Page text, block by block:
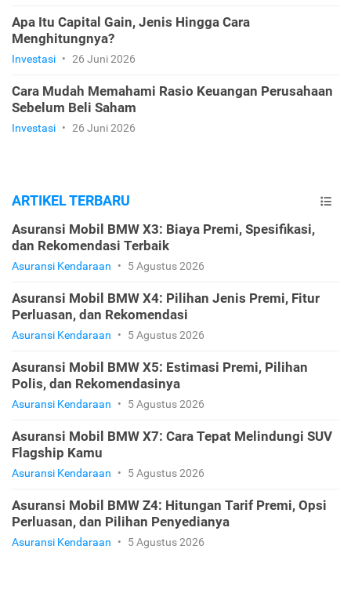
Apa Itu Capital Gain, Jenis Hingga Cara
Menghitungnya?
Investasi • 26 Juni 2026
Cara Mudah Memahami Rasio Keuangan Perusahaan
Sebelum Beli Saham
Investasi • 26 Juni 2026
ARTIKEL TERBARU
Asuransi Mobil BMW X3: Biaya Premi, Spesifikasi,
dan Rekomendasi Terbaik
Asuransi Kendaraan • 5 Agustus 2026
Asuransi Mobil BMW X4: Pilihan Jenis Premi, Fitur
Perluasan, dan Rekomendasi
Asuransi Kendaraan • 5 Agustus 2026
Asuransi Mobil BMW X5: Estimasi Premi, Pilihan
Polis, dan Rekomendasinya
Asuransi Kendaraan • 5 Agustus 2026
Asuransi Mobil BMW X7: Cara Tepat Melindungi SUV
Flagship Kamu
Asuransi Kendaraan • 5 Agustus 2026
Asuransi Mobil BMW Z4: Hitungan Tarif Premi, Opsi
Perluasan, dan Pilihan Penyedianya
Asuransi Kendaraan • 5 Agustus 2026